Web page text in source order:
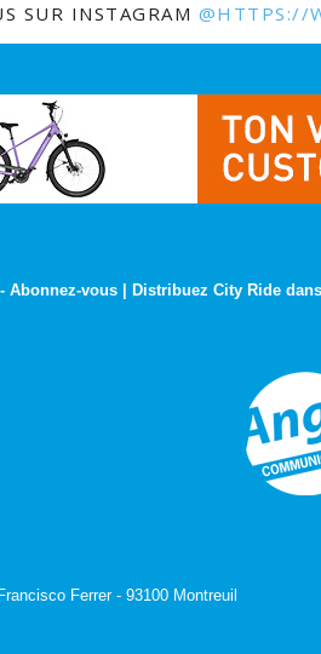
SUR INSTAGRAM @HTTPS://
Abonnez-vous| Distribuez City Ride
Ferrer - 93100 Montreuil